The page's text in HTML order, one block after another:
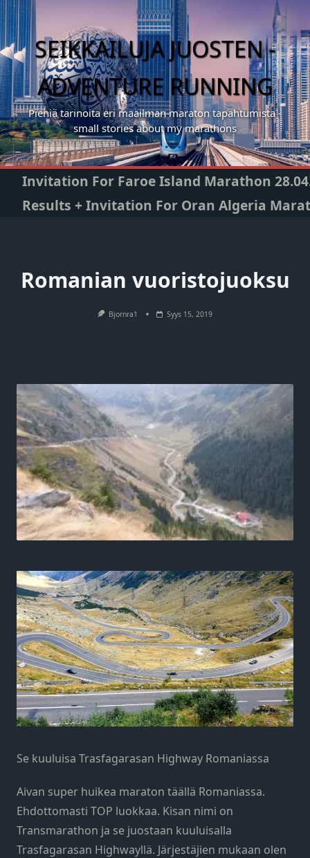
Skip
to
contentSEIKKAILUJA JUOSTEN -
ADVENTURE RUNNING
Pieniä tarinoita eri maailman maraton tapahtumista -
small stories about my marathons
Invitation For Faroe Island Marathon
Results + Invitation For Oran Algeria
Romanian vuoristojuoksu
Bjornra1 Syys 15, 2019
Se kuuluisa Trasfagarasan Highway Romaniassa
Aivan super huikea maraton täällä Romaniassa.
Ehdottomasti TOP luokkaa. Kisan nimi on
Transmarathon ja se juostaan kuuluisalla
Trasfagarasan Highwayllä. Järjestäjien mukaan olen